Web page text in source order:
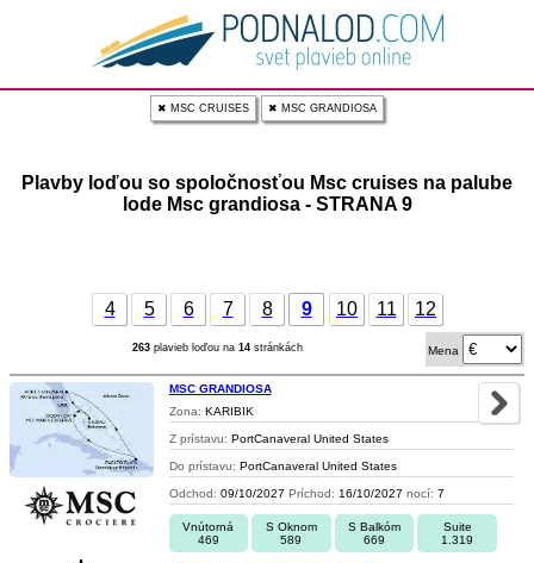
✖ MSC CRUISES ✖ MSC GRANDIOSA
Plavby loďou so spoločnosťou Msc cruises na palube
lode Msc grandiosa - STRANA 9
4 5 6 7 8 9 10 11 12
263 plavieb loďou na 14 stránkách Mena
MSC GRANDIOSA
Zona: KARIBIK
Z prístavu: PortCanaveral United States
Do prístavu: PortCanaveral United States
Odchod: 09/10/2027 Príchod: 16/10/2027 nocí: 7
Vnútorná
469
S Oknom
589
S Balkóm
669
Suite
1.319